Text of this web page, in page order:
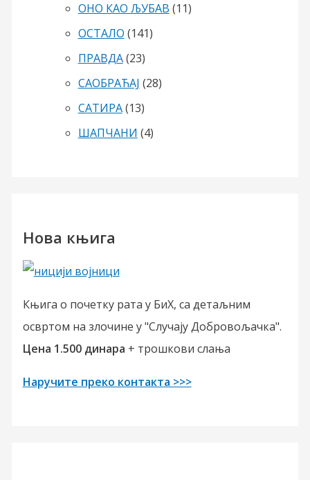
ОНО КАО ЉУБАВ (11)
ОСТАЛО (141)
ПРАВДА(23)
САОБРАЋАЈ (28)
САТИРА(13)
ШАПЧАНИ (4)
Нова књига
Књига о почетку рата у БиХ, са детаљним
освртом на злочине у "Случају Добровољачка".
Цена 1.500 динара + трошкови слања
Наручите преко контакта >>>